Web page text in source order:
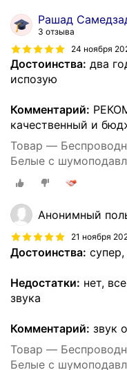
Рашад
3 отзыва
24 ноября
Достоинства: два
испозую
Комментарий:
качественный и
Товар —
Белые с
сенсорные
Анонимный
21 ноября
Достоинства:
Недостатки: нет,
звука
Комментарий: звук
Товар —
Белые с